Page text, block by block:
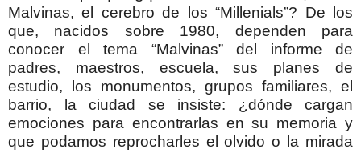
Malvinas, el cerebro de los “Millenials”? De los
que, nacidos sobre 1980, dependen para
conocer el tema “Malvinas” del informe de
padres, maestros, escuela, sus planes de
estudio, los monumentos, grupos familiares, el
barrio, la ciudad se insiste: ¿dónde cargan
emociones para encontrarlas en su memoria y
que podamos reprocharles el olvido o la mirada